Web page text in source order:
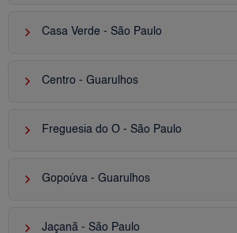
keyboard_arrow_right Casa Verde - São Paulo
keyboard_arrow_right Centro - Guarulhos
keyboard_arrow_right Freguesia do Ó - São Paulo
keyboard_arrow_right Gopoúva - Guarulhos
keyboard_arrow_right Jaçanã - São Paulo